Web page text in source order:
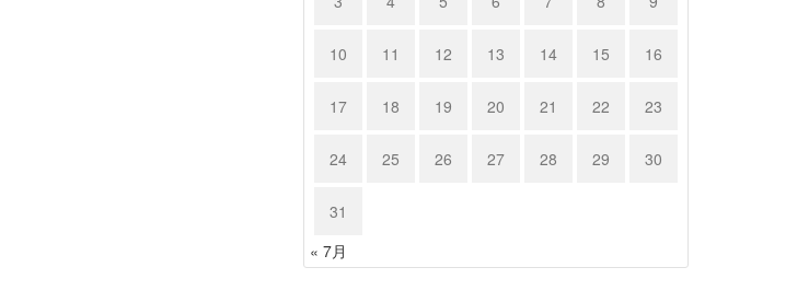
10 11 12 13 14 15 16
17 18 19 20 21 22 23
24 25 26 27 28 29 30
31
« 7月